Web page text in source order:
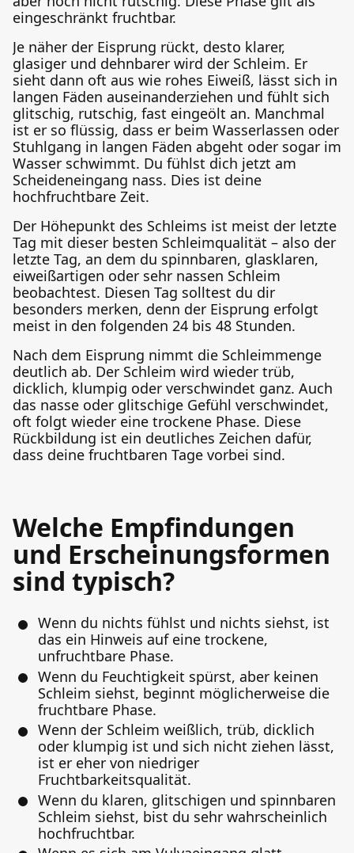
eingeschränkt fruchtbar.
Je näher der Eisprung rückt, desto klarer,
glasiger und dehnbarer wird der Schleim. Er
sieht dann oft aus wie rohes Eiweiß, lässt sich in
langen Fäden auseinanderziehen und fühlt sich
glitschig, rutschig, fast eingeölt an. Manchmal
ist er so flüssig, dass er beim Wasserlassen oder
Stuhlgang in langen Fäden abgeht oder sogar im
Wasser schwimmt. Du fühlst dich jetzt am
Scheideneingang nass. Dies ist deine
hochfruchtbare Zeit.
Der Höhepunkt des Schleims ist meist der letzte
Tag mit dieser besten Schleimqualität – also der
letzte Tag, an dem du spinnbaren, glasklaren,
eiweißartigen oder sehr nassen Schleim
beobachtest. Diesen Tag solltest du dir
besonders merken, denn der Eisprung erfolgt
meist in den folgenden 24 bis 48 Stunden.
Nach dem Eisprung nimmt die Schleimmenge
deutlich ab. Der Schleim wird wieder trüb,
dicklich, klumpig oder verschwindet ganz. Auch
das nasse oder glitschige Gefühl verschwindet,
oft folgt wieder eine trockene Phase. Diese
Rückbildung ist ein deutliches Zeichen dafür,
dass deine fruchtbaren Tage vorbei sind.
Welche Empfindungen
und Erscheinungsformen
sind typisch?
Wenn du nichts fühlst und nichts siehst, ist
das ein Hinweis auf eine trockene,
unfruchtbare Phase.
Wenn du Feuchtigkeit spürst, aber keinen
Schleim siehst, beginnt möglicherweise die
fruchtbare Phase.
Wenn der Schleim weißlich, trüb, dicklich
oder klumpig ist und sich nicht ziehen lässt,
ist er eher von niedriger
Fruchtbarkeitsqualität.
Wenn du klaren, glitschigen und spinnbaren
Schleim siehst, bist du sehr wahrscheinlich
hochfruchtbar.